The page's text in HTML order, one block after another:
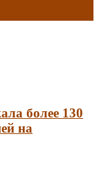
более 130
на